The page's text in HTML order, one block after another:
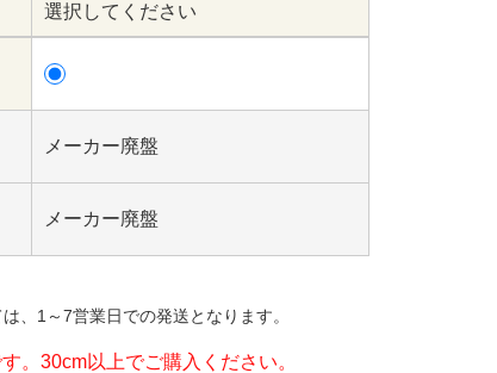
選択してください
メーカー廃盤
メーカー廃盤
、1～7営業日での発送となります。
。30cm以上でご購入ください。